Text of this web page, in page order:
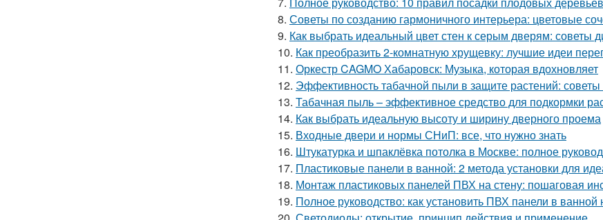
8. Советы по созданию гармоничного интерьера: цветовые
9. Как выбрать идеальный цвет стен к серым дверям: советы
10. Как преобразить 2-комнатную хрущевку: лучшие идеи
11. Оркестр CAGMO Хабаровск: Музыка, которая вдохновляет
12. Эффективность табачной пыли в защите растений:
13. Табачная пыль – эффективное средство для подкормки
14. Как выбрать идеальную высоту и ширину дверного проема
15. Входные двери и нормы СНиП: все, что нужно знать
16. Штукатурка и шпаклёвка потолка в Москве: полное
17. Пластиковые панели в ванной: 2 метода установки для
18. Монтаж пластиковых панелей ПВХ на стену: пошаговая
19. Полное руководство: как установить ПВХ панели в ванной